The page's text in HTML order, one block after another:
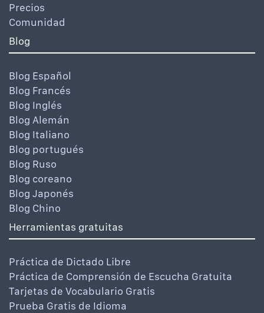
Precios
Comunidad
Blog
Blog Español
Blog Francés
Blog Inglés
Blog Alemán
Blog Italiano
Blog portugués
Blog Ruso
Blog coreano
Blog Japonés
Blog Chino
Herramientas gratuitas
Práctica de Dictado Libre
Práctica de Comprensión de Escucha Gratuita
Tarjetas de Vocabulario Gratis
Prueba Gratis de Idioma